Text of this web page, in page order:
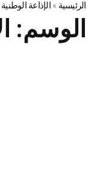
الرئيسية »الإذاعة الوطنية
الوسم: